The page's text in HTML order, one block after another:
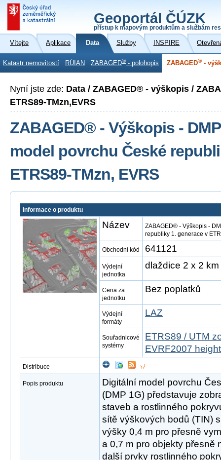
Geoportál ČÚZK
přístup k mapovým produktům a službám
Vítejte Aplikace Data Služby INSPIRE
Katastr nemovitostí RÚIAN ZABAGED® - polohopis ZABAGED® -
Nyní jste zde: Data / ZABAGED® - výškopis /
ETRS89-TMzn,EVRS
ZABAGED® - Výškopis -
model povrchu České
ETRS89-TMzn, EVRS
Informace o produktu
Název
ZABAGED® - Výškopis -
republiky 1. generace v
Obchodní kód 641121
Výdejní
jednotka
dlaždice 2 x 2 km
Cena za
jednotku
Bez poplatků
Výdejní
formáty
LAZ
Souřadnicové
systémy
ETRS89 / UTM
EVRF2007 height
Distribuce
Popis produktu
Digitální model povrchu
(DMP 1G) představuje
staveb a rostlinného
sítě výškových bodů (TIN)
výšky 0,4 m pro přesně
a 0,7 m pro objekty přesně
další prvky rostlinného